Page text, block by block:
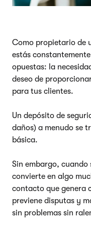
Como propietario de
estás
opuestas: la
deseo de
para tus clientes.
Un depósito de
daños) a menudo se
básica.
Sin embargo, cuando
convierte en algo
contacto que genera
previene disputas y
sin problemas sin